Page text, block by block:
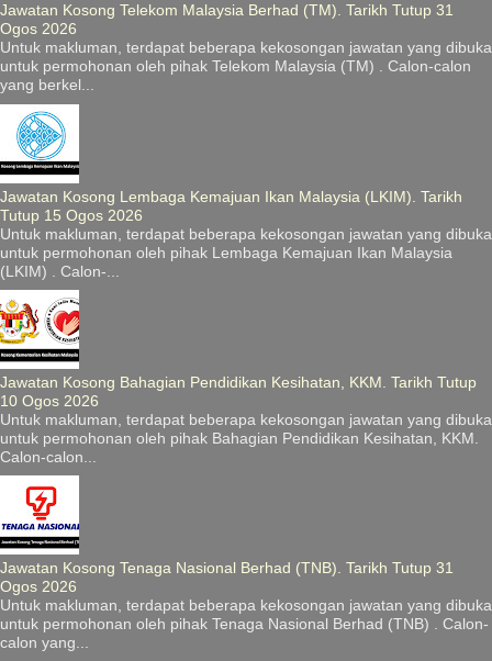
Jawatan Kosong Telekom Malaysia Berhad (TM). Tarikh Tutup 31
Ogos 2026
Untuk makluman, terdapat beberapa kekosongan jawatan yang dibuka
untuk permohonan oleh pihak Telekom Malaysia (TM) . Calon-calon
yang berkel...
Jawatan Kosong Lembaga Kemajuan Ikan Malaysia (LKIM). Tarikh
Tutup 15 Ogos 2026
Untuk makluman, terdapat beberapa kekosongan jawatan yang dibuka
untuk permohonan oleh pihak Lembaga Kemajuan Ikan Malaysia
(LKIM) . Calon-...
Jawatan Kosong Bahagian Pendidikan Kesihatan, KKM. Tarikh Tutup
10 Ogos 2026
Untuk makluman, terdapat beberapa kekosongan jawatan yang dibuka
untuk permohonan oleh pihak Bahagian Pendidikan Kesihatan, KKM.
Calon-calon...
Jawatan Kosong Tenaga Nasional Berhad (TNB). Tarikh Tutup 31
Ogos 2026
Untuk makluman, terdapat beberapa kekosongan jawatan yang dibuka
untuk permohonan oleh pihak Tenaga Nasional Berhad (TNB) . Calon-
calon yang...